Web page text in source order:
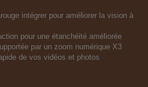
intégrer pour améliorer la vision à
pour une étanchéité améliorée
par un zoom numérique X3
de vos vidéos et photos